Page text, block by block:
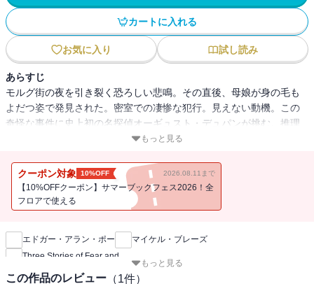
カートに入れる
お気に入り 試し読み
あらすじ
モルグ街の夜を引き裂く恐ろしい悲鳴。その直後、母娘が身の毛も
よだつ姿で発見された。密室での凄惨な犯行。見えない動機。この
奇怪な事件に史上初の名探偵オーギュスト・デュパンが挑む。推理
小説の原点とも言われる『モルグ街の殺人事件』ほか『アモンティ
アラン・ポーの傑作３編を収録。
もっと見る
クーポン対象 10%OFF 2026.08.11まで
【10%OFFクーポン】サマーブックフェス2026！全
フロアで使える
新刊通知
エドガー・アラン・ポー
マイケル・ブレーズ
Three Stories of Fear and
もっと見る
この作品のレビュー （1件）